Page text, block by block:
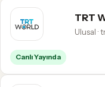
TRT
Ulusal ·
Canlı Yayında